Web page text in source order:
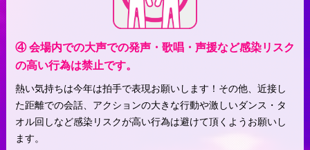
④ 会場内での大声での発声・歌唱・声援など感染リスク
の高い行為は禁止です。
熱い気持ちは今年は拍手で表現お願いします！その他、近接し
た距離での会話、アクションの大きな行動や激しいダンス・タ
オル回しなど感染リスクが高い行為は避けて頂くようお願いし
ます。